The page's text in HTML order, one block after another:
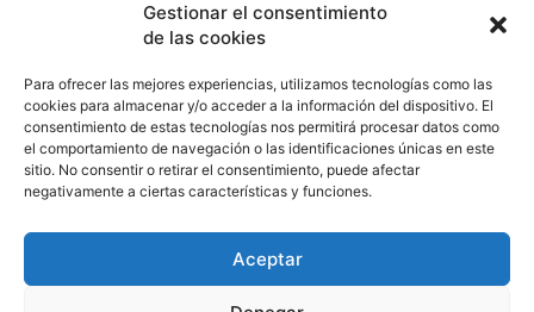
Gestionar el consentimiento
de las cookies
Para ofrecer las mejores experiencias, utilizamos tecnologías como las
cookies para almacenar y/o acceder a la información del dispositivo. El
consentimiento de estas tecnologías nos permitirá procesar datos como
el comportamiento de navegación o las identificaciones únicas en este
sitio. No consentir o retirar el consentimiento, puede afectar
negativamente a ciertas características y funciones.
Aceptar
POLÍTICA DE PRIVACIDAD
POLÍTICA DE COOKIES
© 2026 Todos los derechos reservados. Culturamanía